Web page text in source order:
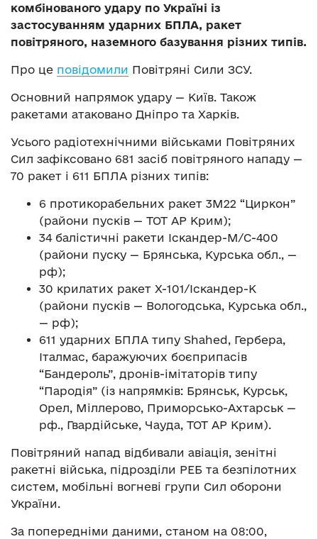
комбінованого удару по Україні із
застосуванням ударних БПЛА, ракет
повітряного, наземного базування різних типів.
Про це повідомили Повітряні Сили ЗСУ.
Основний напрямок удару — Київ. Також
ракетами атаковано Дніпро та Харків.
Усього радіотехнічними військами Повітряних
Сил зафіксовано 681 засіб повітряного нападу —
70 ракет і 611 БПЛА різних типів:
6 протикорабельних ракет 3М22 “Циркон”
(райони пусків — ТОТ АР Крим);
34 балістичні ракети Іскандер-М/С-400
(райони пуску — Брянська, Курська обл., —
рф);
30 крилатих ракет Х-101/Іскандер-К
(райони пусків — Вологодська, Курська обл.,
— рф);
611 ударних БПЛА типу Shahed, Гербера,
Італмас, баражуючих боєприпасів
“Бандероль”, дронів-імітаторів типу
“Пародія” (із напрямків: Брянськ, Курськ,
Орел, Міллерово, Приморсько-Ахтарськ —
рф., Гвардійське, Чауда, ТОТ АР Крим).
Повітряний напад відбивали авіація, зенітні
ракетні війська, підрозділи РЕБ та безпілотних
систем, мобільні вогневі групи Сил оборони
України.
За попередніми даними, станом на 08:00,